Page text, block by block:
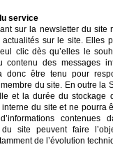
service
sur la newsletter du site
sur le site. Elles
clic dès qu’elles le
contenu des messages
donc être tenu pour
du site. En outre la
et la durée du stockage
du site et ne pourra
contenues
du site peuvent faire
de l’évolution